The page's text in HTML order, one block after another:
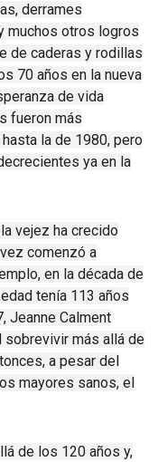
derrames
muchos otros logros
de caderas y rodillas
70 años en la nueva
de vida
fueron más
la de 1980, pero
ya en la
vejez ha crecido
comenzó a
en la década de
tenía 113 años
Jeanne Calment
sobrevivir más allá de
a pesar del
mayores sanos, el
de los 120 años y,